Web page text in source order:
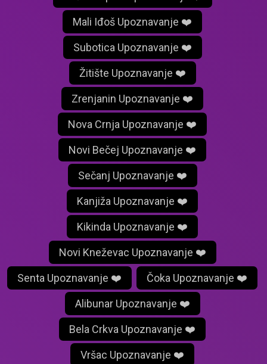
Mali Iđoš Upoznavanje ❤️
Subotica Upoznavanje ❤️
Žitište Upoznavanje ❤️
Zrenjanin Upoznavanje ❤️
Nova Crnja Upoznavanje ❤️
Novi Bečej Upoznavanje ❤️
Sečanj Upoznavanje ❤️
Kanjiža Upoznavanje ❤️
Kikinda Upoznavanje ❤️
Novi Kneževac Upoznavanje ❤️
Senta Upoznavanje ❤️ Čoka Upoznavanje ❤️
Alibunar Upoznavanje ❤️
Bela Crkva Upoznavanje ❤️
Vršac Upoznavanje ❤️